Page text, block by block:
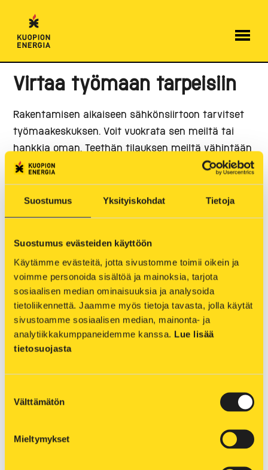
Suostumus Yksityiskohdat Tietoja
Suostumus evästeiden käyttöön
Käytämme evästeitä, jotta sivustomme toimii oikein ja
voimme personoida sisältöä ja mainoksia, tarjota
sosiaalisen median ominaisuuksia ja analysoida
tietoliikennettä. Jaamme myös tietoja tavasta, jolla käytät
sivustoamme sosiaalisen median, mainonta- ja
analytiikkakumppaneidemme kanssa. Lue lisää
tietosuojasta
valinta
Välttämätön
Mieltymykset
sisältöön
Virtaa työmaan tarpeisiin
Rakentamisen aikaiseen sähkönsiirtoon tarvitset
työmaakeskuksen. Voit vuokrata sen meiltä tai
hankkia oman. Teethän tilauksen meiltä vähintään
kaksi viikkoa aikaisemmin.
Tukevarakenteinen teline (yläreunan korkeus
asentaa.
Omassa työmaakeskuksessa kumikaapelin
tulee olla valmiiksi kytkettynä liittymisjohtoa
varten ja keskuksessa tulee olla paikka
sähköverkon mittarille. (Kuopion Sähköverkko
Oy:n toimittamassa keskuksessa nämä ovat
valmiina).
Mikäli rakentamassasi kohteessa käytetään
muistathan tehdä myös liittymissopimuksen ›